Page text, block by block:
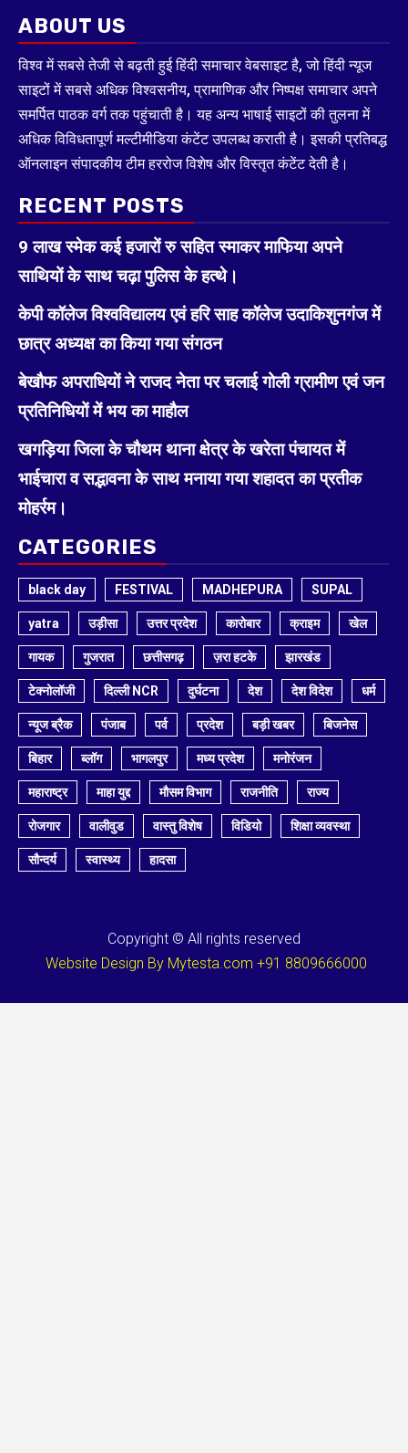
ABOUT US
विश्व में सबसे तेजी से बढ़ती हुई हिंदी समाचार वेबसाइट है, जो हिंदी न्यूज
साइटों में सबसे अधिक विश्वसनीय, प्रामाणिक और निष्पक्ष समाचार अपने
समर्पित पाठक वर्ग तक पहुंचाती है। यह अन्य भाषाई साइटों की तुलना में
अधिक विविधतापूर्ण मल्टीमीडिया कंटेंट उपलब्ध कराती है। इसकी प्रतिबद्ध
ऑनलाइन संपादकीय टीम हररोज विशेष और विस्तृत कंटेंट देती है।
RECENT POSTS
9 लाख स्मेक कई हजारों रु सहित स्माकर माफिया अपने
साथियों के साथ चढ़ा पुलिस के हत्थे।
केपी कॉलेज विश्वविद्यालय एवं हरि साह कॉलेज उदाकिशुनगंज में
छात्र अध्यक्ष का किया गया संगठन
बेखौफ अपराधियों ने राजद नेता पर चलाई गोली ग्रामीण एवं जन
प्रतिनिधियों में भय का माहौल
खगड़िया जिला के चौथम थाना क्षेत्र के खरेता पंचायत में
भाईचारा व सद्भावना के साथ मनाया गया शहादत का प्रतीक
मोहर्रम।
CATEGORIES
black day FESTIVAL MADHEPURA SUPAL
yatra उड़ीसा उत्तर प्रदेश कारोबार क्राइम खेल
गायक गुजरात छत्तीसगढ़ ज़रा हटके झारखंड
टेक्नोलॉजी दिल्ली NCR दुर्घटना देश देश विदेश धर्म
न्यूज ब्रैक पंजाब पर्व प्रदेश बड़ी खबर बिजनेस
बिहार ब्लॉग भागलपुर मध्य प्रदेश मनोरंजन
महाराष्ट्र माहा युद्द मौसम विभाग राजनीति राज्य
रोजगार वालीवुड वास्तु विशेष विडियो शिक्षा व्यवस्था
सौन्दर्य स्वास्थ्य हादसा
Copyright © All rights reserved
Website Design By Mytesta.com +91 8809666000